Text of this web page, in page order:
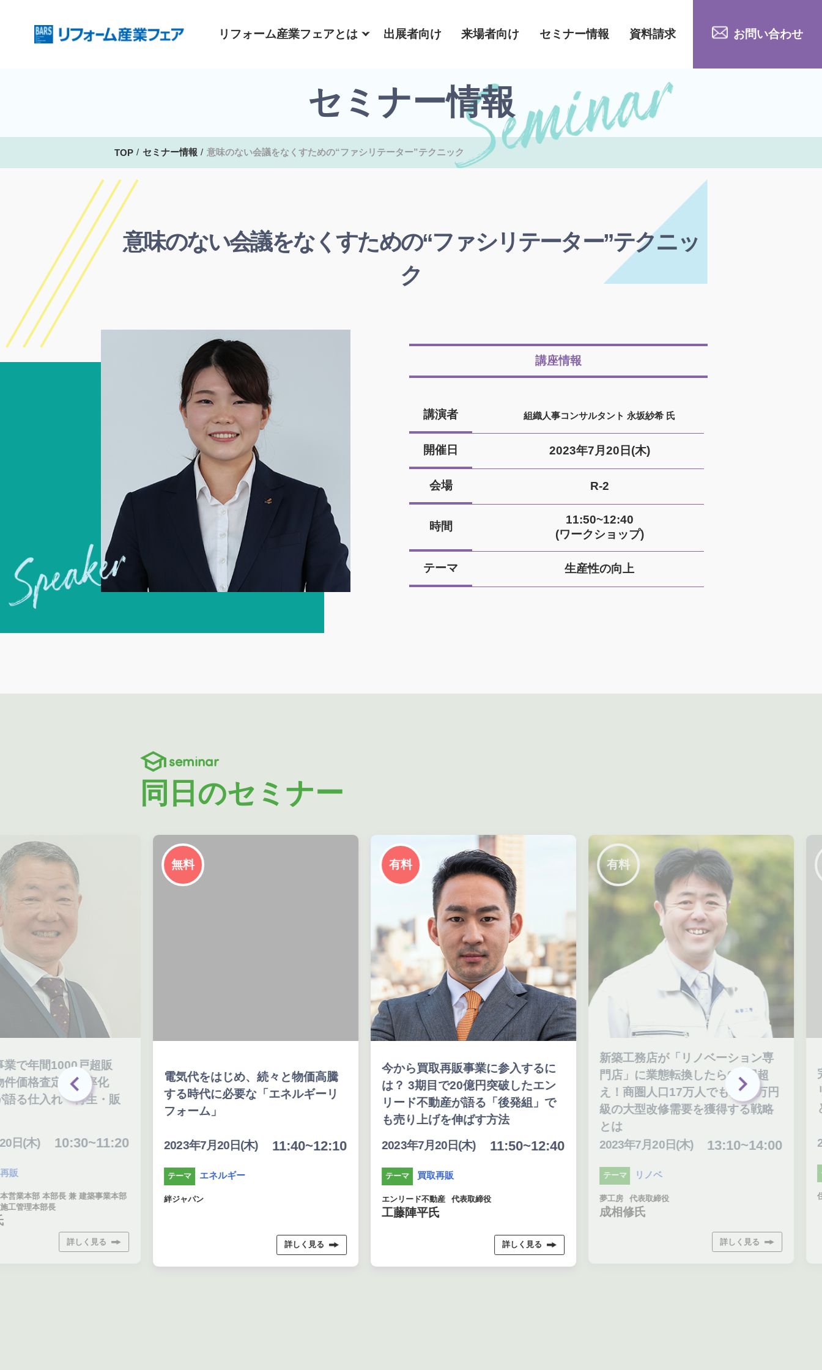
リフォーム産業フェアとは 出展者向け 来場者向け セミナー情報 資料請求 お問い合わせ
セミナー情報
TOP セミナー情報 意味のない会議をなくすための“ファシリテーター”テクニック
意味のない会議をなくすための“ファシリテーター”テクニッ
ク
講座情報
講演者 組織人事コンサルタント 永坂紗希 氏
開催日 2023年7月20日(木)
会場 R-2
時間
11:50~12:40
(ワークショップ)
テーマ 生産性の向上
seminar
同日のセミナー
年間1000戸超販
価格査定で効率化
仕入れ・再生・販
(木) 10:30~11:20
業本部 本部長 兼 建築事業本部
管理本部長
詳しく見る
無料
電気代をはじめ、続々と物価高騰
する時代に必要な「エネルギーリ
フォーム」
2023年7月20日(木) 11:40~12:10
テーマ エネルギー
絆ジャパン
詳しく見る
有料
今から買取再販事業に参入するに
は？ 3期目で20億円突破したエン
リード不動産が語る「後発組」で
も売り上げを伸ばす方法
2023年7月20日(木) 11:50~12:40
テーマ 買取再販
エンリード不動産 代表取締役
工藤陣平氏
詳しく見る
有料
新築工務店が「リノベーション専
門店」に業態転換したら6億円超
え！商圏人口17万人でも2000万円
級の大型改修需要を獲得する戦略
とは
2023年7月20日(木)
13:10~14:00
テーマ リノベ
夢工房 代表取締役
成相修氏
詳しく見る
テ
住